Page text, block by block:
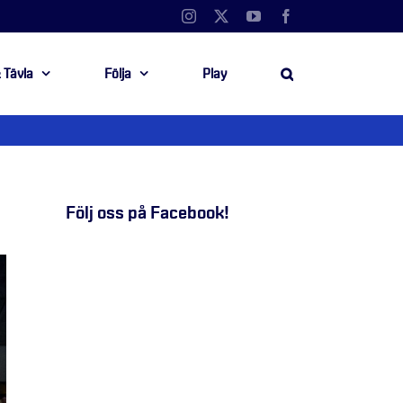
Instagram YouTube
Tävla Följa Play
Följ oss på Facebook!